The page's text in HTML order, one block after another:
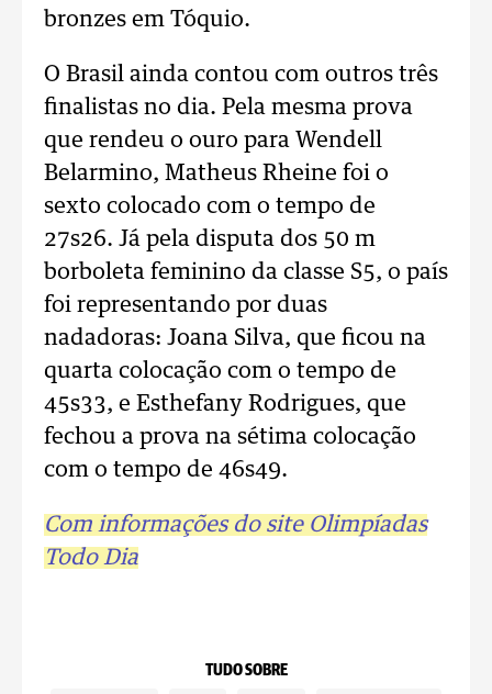
bronzes em Tóquio.
O Brasil ainda contou com outros três
finalistas no dia. Pela mesma prova
que rendeu o ouro para Wendell
Belarmino, Matheus Rheine foi o
sexto colocado com o tempo de
27s26. Já pela disputa dos 50 m
borboleta feminino da classe S5, o país
foi representando por duas
nadadoras: Joana Silva, que ficou na
quarta colocação com o tempo de
45s33, e Esthefany Rodrigues, que
fechou a prova na sétima colocação
com o tempo de 46s49.
Com informações do site Olimpíadas
Todo Dia
TUDO SOBRE